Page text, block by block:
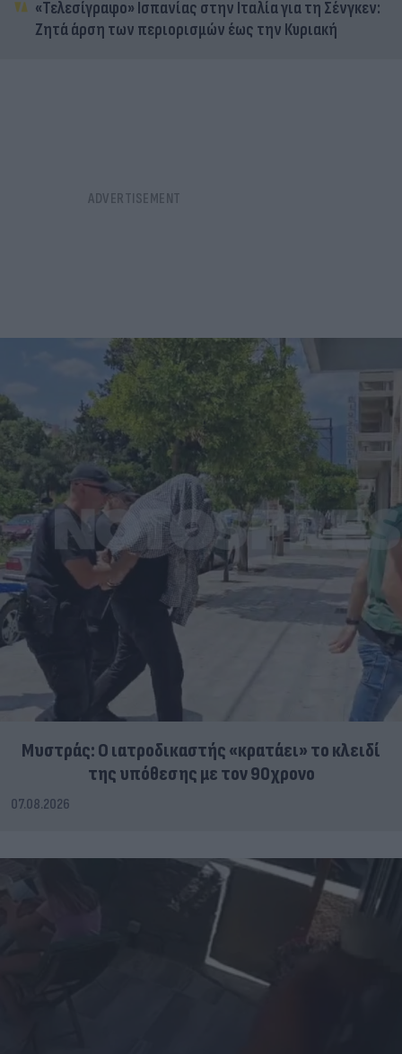
«Τελεσίγραφο» Ισπανίας στην Ιταλία για τη Σένγκεν:
Ζητά άρση των περιορισμών έως την Κυριακή
Μυστράς: Ο ιατροδικαστής «κρατάει» το κλειδί
της υπόθεσης με τον 90χρονο
07.08.2026